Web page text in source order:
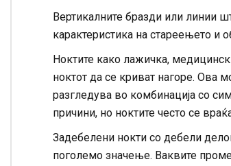
Вертикалните бразди или линии
карактеристика на стареењето и
Ноктите како лажичка,
ноктот да се криват нагоре. Ова
разгледува во комбинација со
причини, но ноктите често се
Задебелени нокти со дебели
поголемо значење. Ваквите